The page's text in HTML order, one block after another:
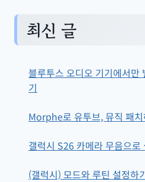
최신 글
블루투스 오디오 기기에서만
기
Morphe로 유투브, 뮤직 패치
갤럭시 S26 카메라 무음으로
(갤럭시) 모드와 루틴 설정하